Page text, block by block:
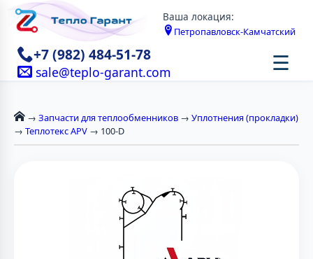
Ваша локация:
Петропавловск-Камчатский
+7 (982) 484-51-78
sale@teplo-garant.com ☰
→ Запчасти для теплообменников → Уплотнения (прокладки)
→ Теплотекс APV → 100-D